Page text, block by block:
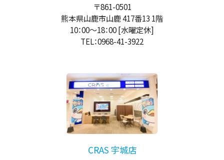
〒861-0501
熊本県山鹿市山鹿 417番13 1階
10：00～18：00[水曜定休]
TEL：0968-41-3922
CRAS 宇城店